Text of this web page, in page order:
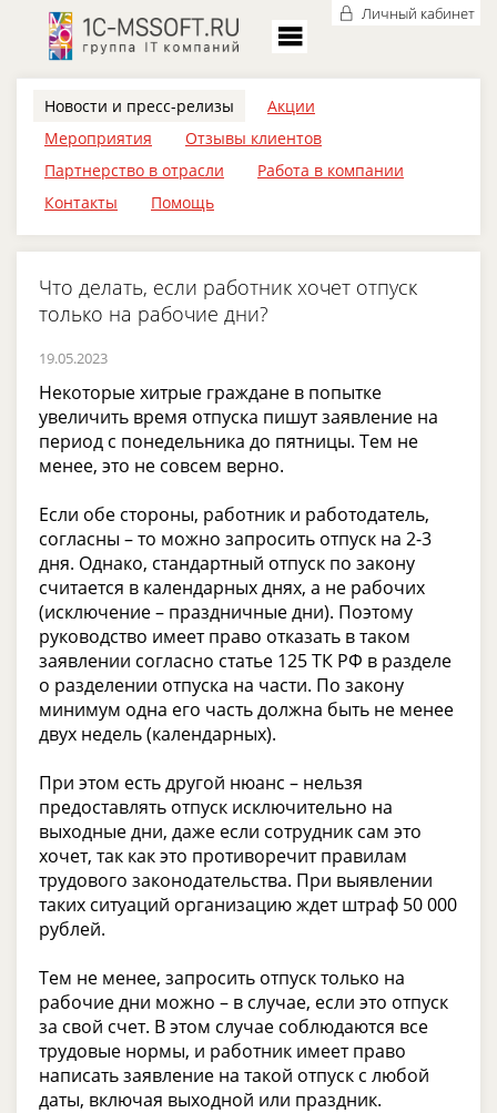
Личный кабинет
Новости и пресс-релизы
Акции
Мероприятия
Отзывы клиентов
Партнерство в отрасли
Работа в компании
Контакты
Помощь
Что делать, если работник хочет отпуск
только на рабочие дни?
19.05.2023
Некоторые хитрые граждане в попытке
увеличить время отпуска пишут заявление на
период с понедельника до пятницы. Тем не
менее, это не совсем верно.
Если обе стороны, работник и работодатель,
согласны – то можно запросить отпуск на 2-3
дня. Однако, стандартный отпуск по закону
считается в календарных днях, а не рабочих
(исключение – праздничные дни). Поэтому
руководство имеет право отказать в таком
заявлении согласно статье 125 ТК РФ в разделе
о разделении отпуска на части. По закону
минимум одна его часть должна быть не менее
двух недель (календарных).
При этом есть другой нюанс – нельзя
предоставлять отпуск исключительно на
выходные дни, даже если сотрудник сам это
хочет, так как это противоречит правилам
трудового законодательства. При выявлении
таких ситуаций организацию ждет штраф 50 000
рублей.
Тем не менее, запросить отпуск только на
рабочие дни можно – в случае, если это отпуск
за свой счет. В этом случае соблюдаются все
трудовые нормы, и работник имеет право
написать заявление на такой отпуск с любой
даты, включая выходной или праздник.